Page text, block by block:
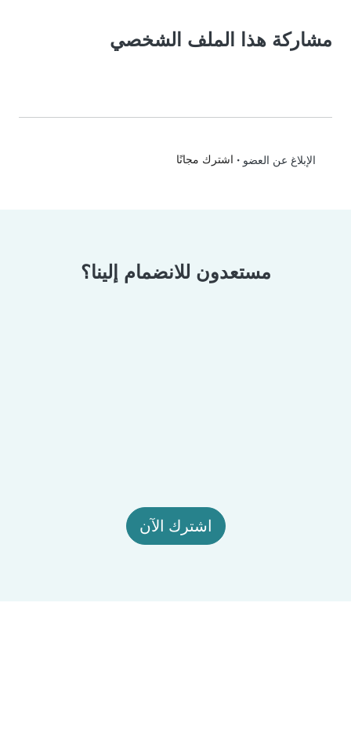
مشاركة هذا الملف الشخصي
الإبلاغ عن العضو • اشترك مجانًا
مستعدون للانضمام إلينا؟
اشترك الآن